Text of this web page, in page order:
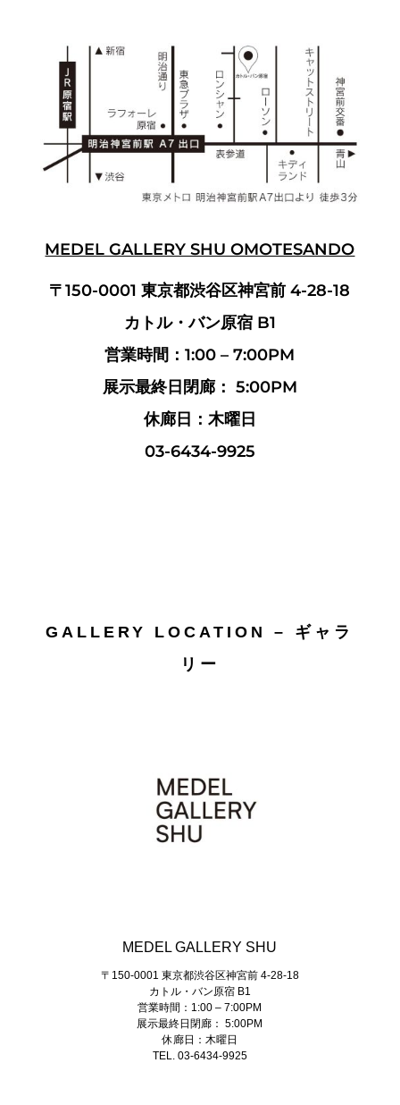
MEDEL GALLERY SHU OMOTESANDO
〒150-0001 東京都渋谷区神宮前 4-28-18
カトル・バン原宿 B1
営業時間：1:00 – 7:00PM
展示最終日閉廊： 5:00PM
休廊日：木曜日
03-6434-9925
GALLERY LOCATION – ギャラ
リー
MEDEL GALLERY SHU
〒150-0001 東京都渋谷区神宮前 4-28-18
カトル・バン原宿 B1
営業時間：1:00 – 7:00PM
展示最終日閉廊： 5:00PM
休廊日：木曜日
TEL. 03-6434-9925